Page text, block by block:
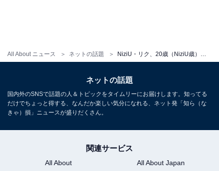
All About ニュース ネットの話題
ネットの話題
国内外のSNSで話題の人＆トピックをタイムリーにお届けします。知ってる
だけでちょっと得する、なんだか楽しい気分になれる、ネット発「知ら（な
きゃ）損」ニュースが盛りだくさん。
関連サービス
All About
All About Japan